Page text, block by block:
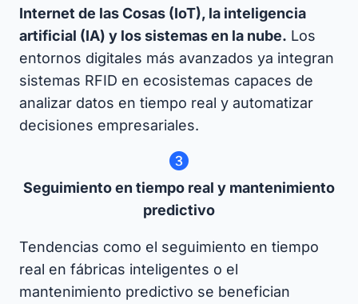
Internet de las Cosas (IoT), la inteligencia
artificial (IA) y los sistemas en la nube. Los
entornos digitales más avanzados ya integran
sistemas RFID en ecosistemas capaces de
analizar datos en tiempo real y automatizar
decisiones empresariales.
Seguimiento en tiempo real y mantenimiento
predictivo
Tendencias como el seguimiento en tiempo
real en fábricas inteligentes o el
mantenimiento predictivo se benefician